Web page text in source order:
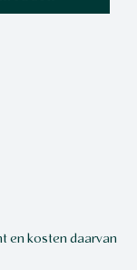
en kosten daarvan